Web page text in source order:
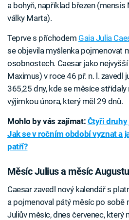
a bohyň, například březen
války Marta).
Teprve s příchodem Gaia Julia
se objevila myšlenka pojmenovat
osobnostech. Caesar jako
Maximus) v roce 46 př. n. l. zavedl
365,25 dny, kde se měsíce střídaly
výjimkou února, který měl 29 dnů.
Mohlo by vás zajímat: Čtyři druhy
Jak se v ročním období vyznat a
patří?
Měsíc Julius a měsíc
Caesar zavedl nový kalendář s
a pojmenoval pátý měsíc po sobě
Juliův měsíc, dnes červenec, který